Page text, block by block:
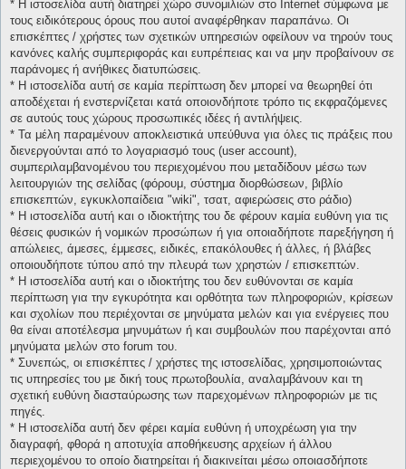
* H ιστοσελίδα αυτή διατηρεί χώρο συνομιλιών στο Internet σύμφωνα με
τους ειδικότερους όρους που αυτοί αναφέρθηκαν παραπάνω. Οι
επισκέπτες / χρήστες των σχετικών υπηρεσιών οφείλουν να τηρούν τους
κανόνες καλής συμπεριφοράς και ευπρέπειας και να μην προβαίνουν σε
παράνομες ή ανήθικες διατυπώσεις.
* H ιστοσελίδα αυτή σε καμία περίπτωση δεν μπορεί να θεωρηθεί ότι
αποδέχεται ή ενστερνίζεται κατά οποιονδήποτε τρόπο τις εκφραζόμενες
σε αυτούς τους χώρους προσωπικές ιδέες ή αντιλήψεις.
* Τα μέλη παραμένουν αποκλειστικά υπεύθυνα για όλες τις πράξεις που
διενεργούνται από το λογαριασμό τους (user account),
συμπεριλαμβανομένου του περιεχομένου που μεταδίδουν μέσω των
λειτουργιών της σελίδας (φόρουμ, σύστημα διορθώσεων, βιβλίο
επισκεπτών, εγκυκλοπαίδεια "wiki", τσατ, αφιερώσεις στο ράδιο)
* H ιστοσελίδα αυτή και ο ιδιοκτήτης του δε φέρουν καμία ευθύνη για τις
θέσεις φυσικών ή νομικών προσώπων ή για οποιαδήποτε παρεξήγηση ή
απώλειες, άμεσες, έμμεσες, ειδικές, επακόλουθες ή άλλες, ή βλάβες
οποιουδήποτε τύπου από την πλευρά των χρηστών / επισκεπτών.
* H ιστοσελίδα αυτή και ο ιδιοκτήτης του δεν ευθύνονται σε καμία
περίπτωση για την εγκυρότητα και ορθότητα των πληροφοριών, κρίσεων
και σχολίων που περιέχονται σε μηνύματα μελών και για ενέργειες που
θα είναι αποτέλεσμα μηνυμάτων ή και συμβουλών που παρέχονται από
μηνύματα μελών στο forum του.
* Συνεπώς, οι επισκέπτες / χρήστες της ιστοσελίδας, χρησιμοποιώντας
τις υπηρεσίες του με δική τους πρωτοβουλία, αναλαμβάνουν και τη
σχετική ευθύνη διασταύρωσης των παρεχομένων πληροφοριών με τις
πηγές.
* H ιστοσελίδα αυτή δεν φέρει καμία ευθύνη ή υποχρέωση για την
διαγραφή, φθορά η αποτυχία αποθήκευσης αρχείων ή άλλου
περιεχομένου το οποίο διατηρείται ή διακινείται μέσω οποιασδήποτε